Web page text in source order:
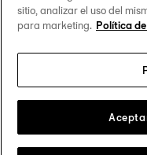
Cambiar país
sitio, analizar el uso del
para marketing. Política